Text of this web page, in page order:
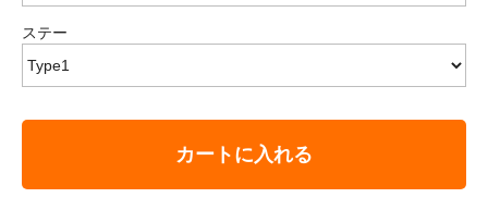
ステー
カートに入れる